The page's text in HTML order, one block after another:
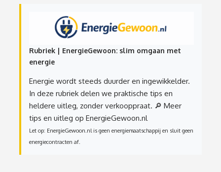
Rubriek | EnergieGewoon: slim omgaan met
energie
Energie wordt steeds duurder en ingewikkelder.
In deze rubriek delen we praktische tips en
heldere uitleg, zonder verkooppraat. 🔎 Meer
tips en uitleg op EnergieGewoon.nl
Let op: EnergieGewoon.nl is geen energiemaatschappij en sluit geen
energiecontracten af.